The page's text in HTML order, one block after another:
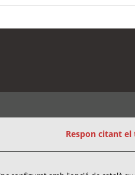
Respon citant el